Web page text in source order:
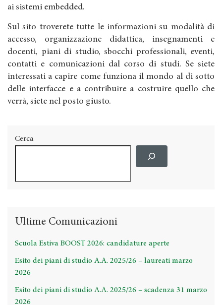
ai sistemi embedded.
Sul sito troverete tutte le informazioni su modalità di
accesso, organizzazione didattica, insegnamenti e
docenti, piani di studio, sbocchi professionali, eventi,
contatti e comunicazioni dal corso di studi. Se siete
interessati a capire come funziona il mondo al di sotto
delle interfacce e a contribuire a costruire quello che
verrà, siete nel posto giusto.
Cerca
Ultime Comunicazioni
Scuola Estiva BOOST 2026: candidature aperte
Esito dei piani di studio A.A. 2025/26 – laureati marzo
2026
Esito dei piani di studio A.A. 2025/26 – scadenza 31 marzo
2026